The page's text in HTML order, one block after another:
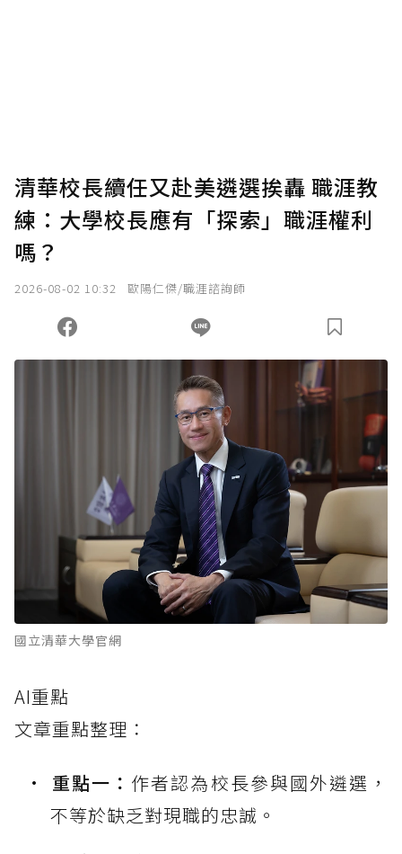
清華校長續任又赴美遴選挨轟 職涯教
練：大學校長應有「探索」職涯權利
嗎？
2026-08-02 10:32 歐陽仁傑/職涯諮詢師
國立清華大學官網
AI重點
文章重點整理：
重點一： 作者認為校長參與國外遴選，
不等於缺乏對現職的忠誠。